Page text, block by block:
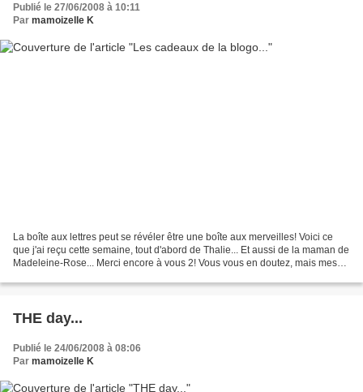
Publié le 27/06/2008 à 10:11
Par mamoizelle K
La boîte aux lettres peut se révéler être une boîte aux merveilles! Voici ce
que j'ai reçu cette semaine, tout d'abord de Thalie... Et aussi de la maman de
Madeleine-Rose... Merci encore à vous 2! Vous vous en doutez, mais mes
THE day...
Publié le 24/06/2008 à 08:06
Par mamoizelle K